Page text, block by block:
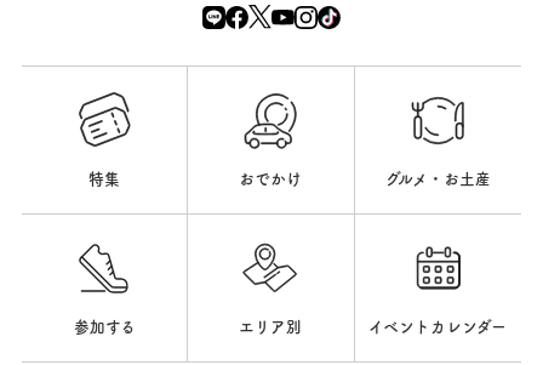
特集 おでかけ グルメ・お土産
参加する エリア別 イベントカレンダー